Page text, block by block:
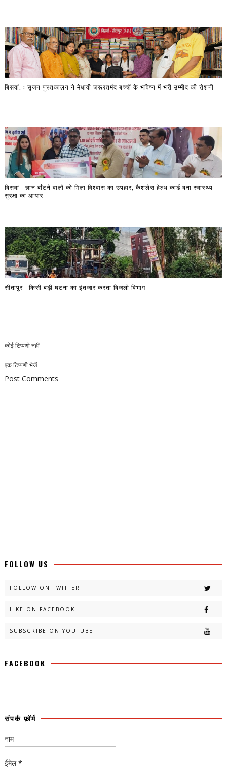
बिसवां. : सृजन पुस्तकालय ने मेधावी जरूरतमंद बच्चों के भविष्य में भरी उम्मीद की रोशनी
बिसवां : ज्ञान बाँटने वालों को मिला विश्वास का उपहार, कैशलेस हेल्थ कार्ड बना स्वास्थ्य
सुरक्षा का आधार
सीतापुर : किसी बड़ी घटना का इंतजार करता बिजली विभाग
कोई टिप्पणी नहीं:
एक टिप्पणी भेजें
Post Comments
FOLLOW US
FOLLOW ON TWITTER
LIKE ON FACEBOOK
SUBSCRIBE ON YOUTUBE
FACEBOOK
संपर्क फ़ॉर्म
नाम
ईमेल*